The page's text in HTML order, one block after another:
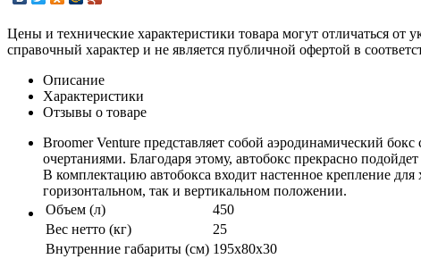
Цены и технические характеристики товара могут отличаться
справочный характер и не является публичной офертой в
Описание
Характеристики
Отзывы о товаре
Broomer Venture представляет собой аэродинамический
очертаниями. Благодаря этому, автобокс прекрасно
В комплектацию автобокса входит настенное крепление
горизонтальном, так и вертикальном положении.
Объем (л)
450
Вес нетто (кг)
25
Внутренние габариты (см) 195х80х30